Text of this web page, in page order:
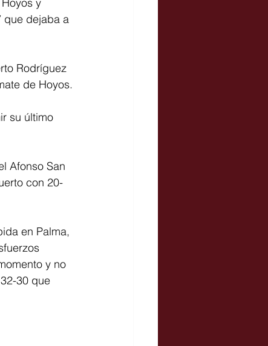
que dejaba a
Rodríguez
de Hoyos.
su último
Afonso San
con 20-
en Palma,
y no
30 que